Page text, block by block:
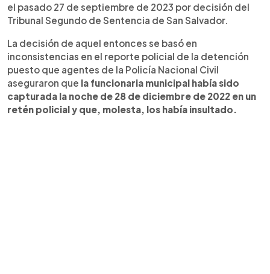
el pasado 27 de septiembre de 2023 por decisión del
Tribunal Segundo de Sentencia de San Salvador.
La decisión de aquel entonces se basó en
inconsistencias en el reporte policial de la detención
puesto que agentes de la Policía Nacional Civil
aseguraron que la funcionaria municipal había sido
capturada la noche de 28 de diciembre de 2022 en un
retén policial y que, molesta, los había insultado.